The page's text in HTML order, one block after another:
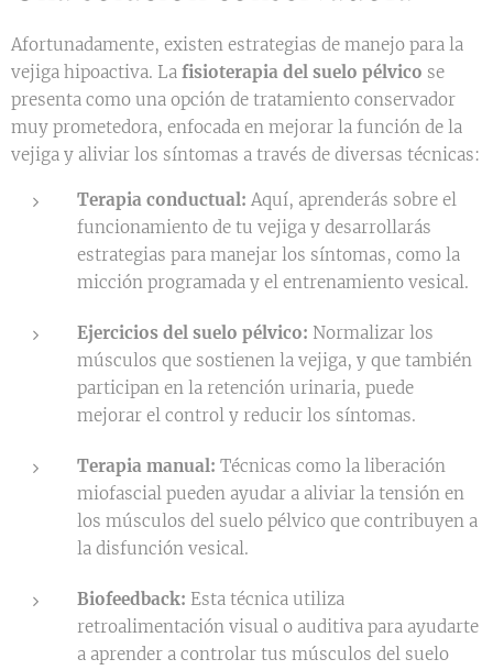
Afortunadamente, existen estrategias de manejo para la
vejiga hipoactiva. La fisioterapia del suelo pélvico se
presenta como una opción de tratamiento conservador
muy prometedora, enfocada en mejorar la función de la
vejiga y aliviar los síntomas a través de diversas técnicas:
Terapia conductual: Aquí, aprenderás sobre el
funcionamiento de tu vejiga y desarrollarás
estrategias para manejar los síntomas, como la
micción programada y el entrenamiento vesical.
Ejercicios del suelo pélvico: Normalizar los
músculos que sostienen la vejiga, y que también
participan en la retención urinaria, puede
mejorar el control y reducir los síntomas.
Terapia manual: Técnicas como la liberación
miofascial pueden ayudar a aliviar la tensión en
los músculos del suelo pélvico que contribuyen a
la disfunción vesical.
Biofeedback: Esta técnica utiliza
retroalimentación visual o auditiva para ayudarte
a aprender a controlar tus músculos del suelo